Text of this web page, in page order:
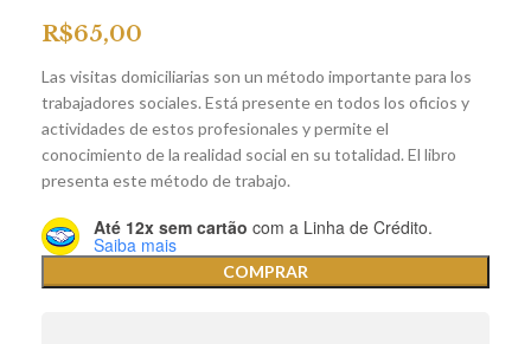
R$65,00
Las visitas domiciliarias son un método importante para los
trabajadores sociales. Está presente en todos los oficios y
actividades de estos profesionales y permite el
conocimiento de la realidad social en su totalidad. El libro
presenta este método de trabajo.
Até 12x sem cartão com a Linha de Crédito.
Saiba mais
COMPRAR